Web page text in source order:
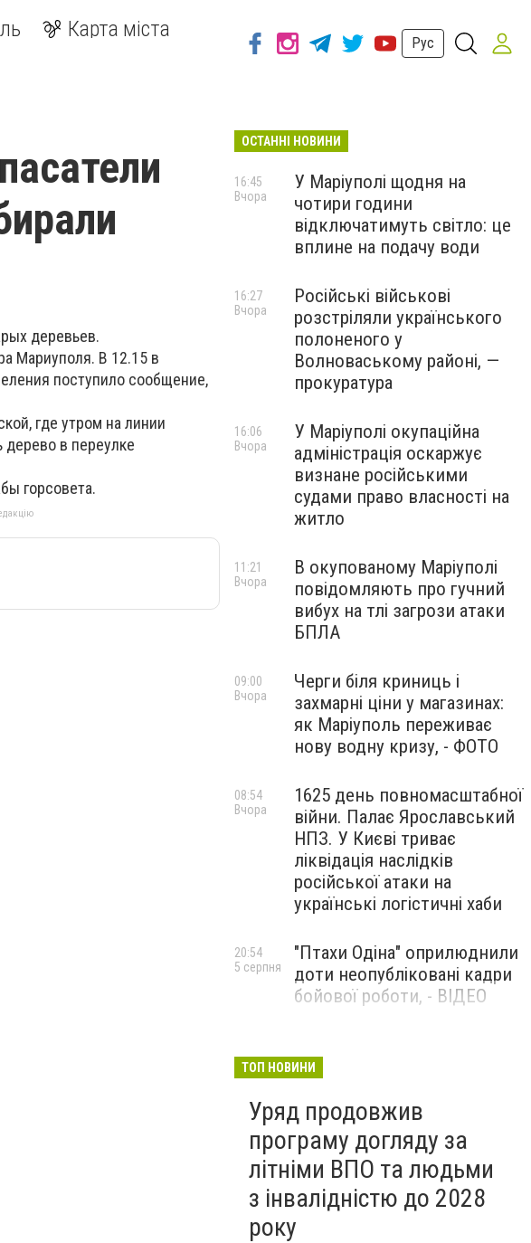
Карта міста
Рус
деревьев.
Мариуполя. В 12.15 в
поступило сообщение,
где утром на линии
в переулке
горсовета.
ОСТАННІ НОВИНИ
У Маріуполі щодня на
чотири години
відключатимуть світло: це
вплине на подачу води
16:45
Вчора
Російські військові
розстріляли українського
полоненого у
Волноваському районі, —
прокуратура
16:27
Вчора
У Маріуполі окупаційна
адміністрація оскаржує
визнане російськими
судами право власності на
житло
16:06
Вчора
В окупованому Маріуполі
повідомляють про гучний
вибух на тлі загрози атаки
БПЛА
11:21
Вчора
Черги біля криниць і
захмарні ціни у магазинах:
як Маріуполь переживає
нову водну кризу, - ФОТО
09:00
Вчора
1625 день повномасштабної
війни. Палає Ярославський
НПЗ. У Києві триває
ліквідація наслідків
російської атаки на
українські логістичні хаби
08:54
Вчора
"Птахи Одіна" оприлюднили
доти неопубліковані кадри
бойової роботи, - ВІДЕО
20:54
5 серпня
Бєдняков зіграє тата
новому українському
фільмі, - ФОТО
5 серпня
ТОП НОВИНИ
Уряд продовжив
програму догляду за
літніми ВПО та людьми
з інвалідністю до 2028
року